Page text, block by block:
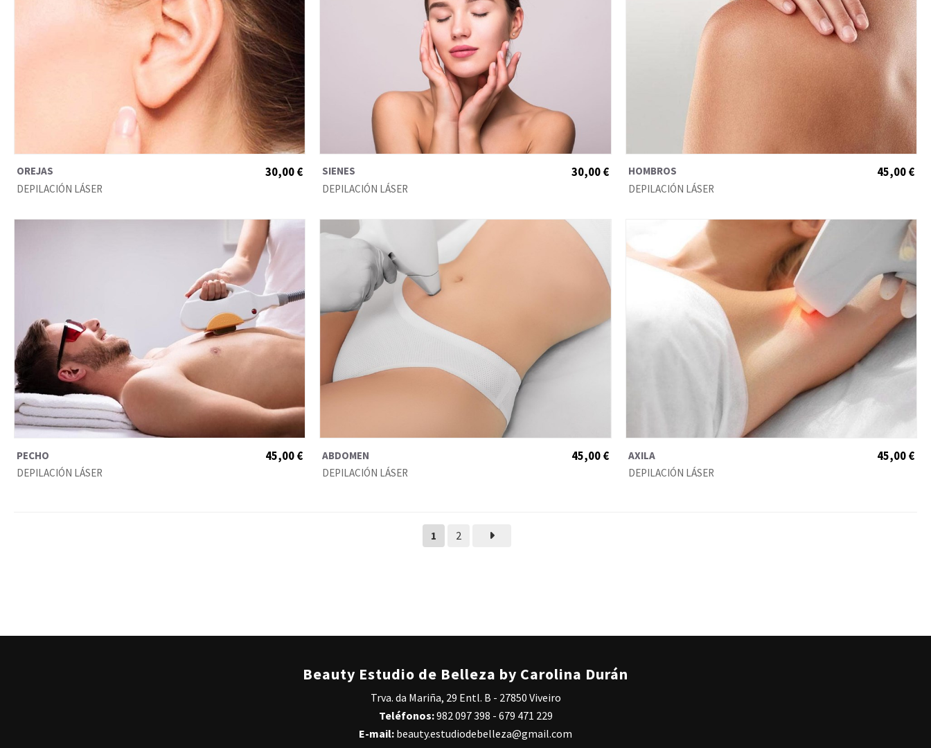
OREJAS
DEPILACIÓN LÁSER
30,00 €
SIENES
DEPILACIÓN LÁSER
30,00 €
HOMBROS
DEPILACIÓN LÁSER
45,00 €
PECHO
DEPILACIÓN LÁSER
45,00 €
ABDOMEN
DEPILACIÓN LÁSER
45,00 €
AXILA
DEPILACIÓN LÁSER
45,00 €
1 2
Beauty Estudio de Belleza by Carolina Durán
Trva. da Mariña, 29 Entl. B - 27850 Viveiro
Teléfonos:982 097 398 - 679 471 229
E-mail: beauty.estudiodebelleza@gmail.com